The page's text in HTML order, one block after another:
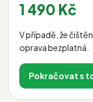
1 490 Kč
V případě, že
oprava bezplatná.
Pokračovat s